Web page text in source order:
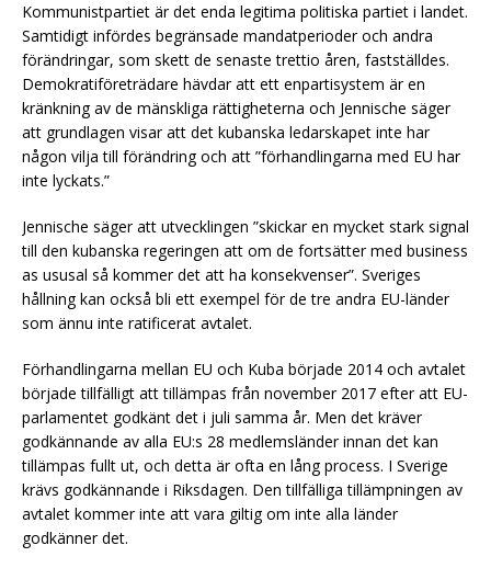
Kommunistpartiet är det enda legitima politiska partiet i landet.
Samtidigt infördes begränsade mandatperioder och andra
förändringar, som skett de senaste trettio åren, fastställdes.
Demokratiföreträdare hävdar att ett enpartisystem är en
kränkning av de mänskliga rättigheterna och Jennische säger
att grundlagen visar att det kubanska ledarskapet inte har
någon vilja till förändring och att ”förhandlingarna med EU har
inte lyckats.”
Jennische säger att utvecklingen ”skickar en mycket stark signal
till den kubanska regeringen att om de fortsätter med business
as ususal så kommer det att ha konsekvenser”. Sveriges
hållning kan också bli ett exempel för de tre andra EU-länder
som ännu inte ratificerat avtalet.
Förhandlingarna mellan EU och Kuba började 2014 och avtalet
började tillfälligt att tillämpas från november 2017 efter att EU-
parlamentet godkänt det i juli samma år. Men det kräver
godkännande av alla EU:s 28 medlemsländer innan det kan
tillämpas fullt ut, och detta är ofta en lång process. I Sverige
krävs godkännande i Riksdagen. Den tillfälliga tillämpningen av
avtalet kommer inte att vara giltig om inte alla länder
godkänner det.